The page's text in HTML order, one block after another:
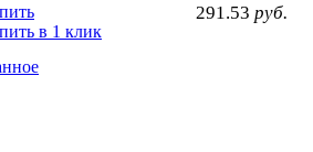
291.53 руб.
в 1 клик